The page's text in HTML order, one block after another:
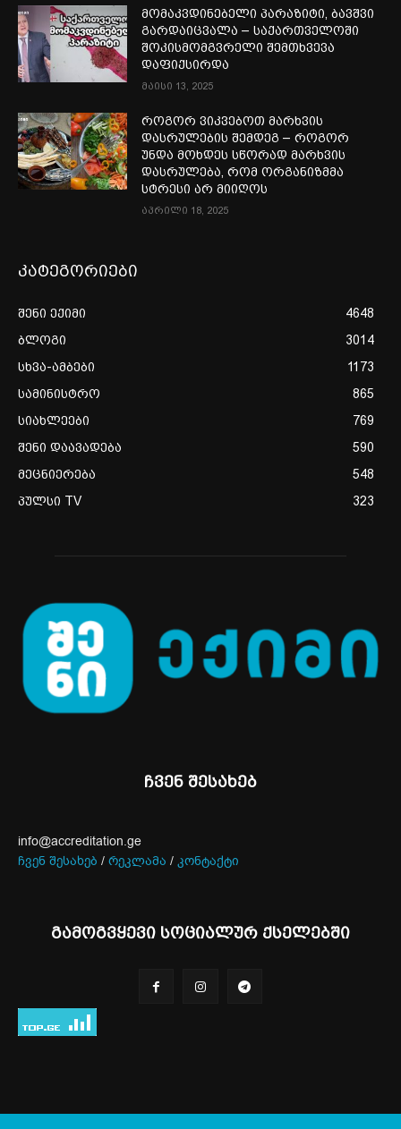
მომაკვდინებელი პარაზიტი, ბავშვი
გარდაიცვალა – საქართველოში
შოკისმომგვრელი შემთხვევა
დაფიქსირდა
მაისი 13, 2025
როგორ ვიკვებოთ მარხვის
დასრულების შემდეგ – როგორ
უნდა მოხდეს სწორად მარხვის
დასრულება, რომ ორგანიზმმა
სტრესი არ მიიღოს
აპრილი 18, 2025
კატეგორიები
შენი ექიმი
4648
ბლოგი
3014
სხვა-ამბები
1173
სამინისტრო
865
სიახლეები
769
შენი დაავადება
590
მეცნიერება
548
პულსი TV
323
ჩვენ შესახებ
info@accreditation.ge
ჩვენ შესახებ / რეკლამა / კონტაქტი
გამოგვყევი სოციალურ ქსელებში